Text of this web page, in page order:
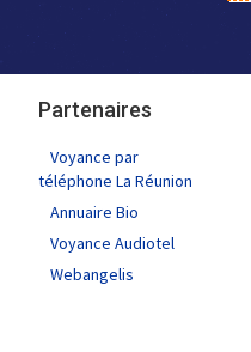
Partenaires
Voyance par
téléphone La Réunion
Annuaire Bio
Voyance Audiotel
Webangelis